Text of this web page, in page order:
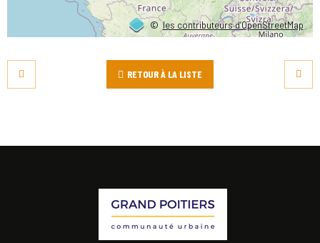
©les contributeurs d’OpenStreetMap
RETOUR À LA LISTE